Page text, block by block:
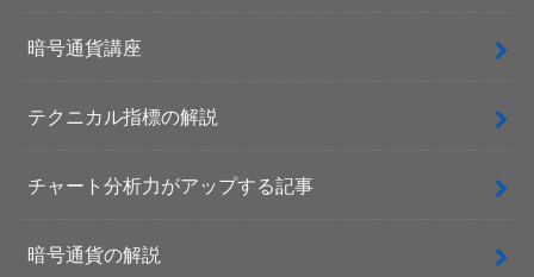
暗号通貨講座
テクニカル指標の解説
チャート分析力がアップする記事
暗号通貨の解説